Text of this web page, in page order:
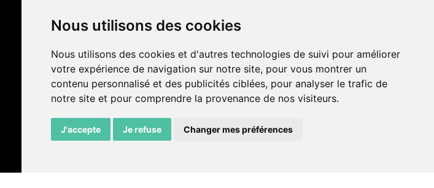
Nous utilisons des cookies
Nous utilisons des cookies et d'autres technologies de suivi pour améliorer
votre expérience de navigation sur notre site, pour vous montrer un
contenu personnalisé et des publicités ciblées, pour analyser le trafic de
notre site et pour comprendre la provenance de nos visiteurs.
J'accepte Je refuse Changer mes préférences